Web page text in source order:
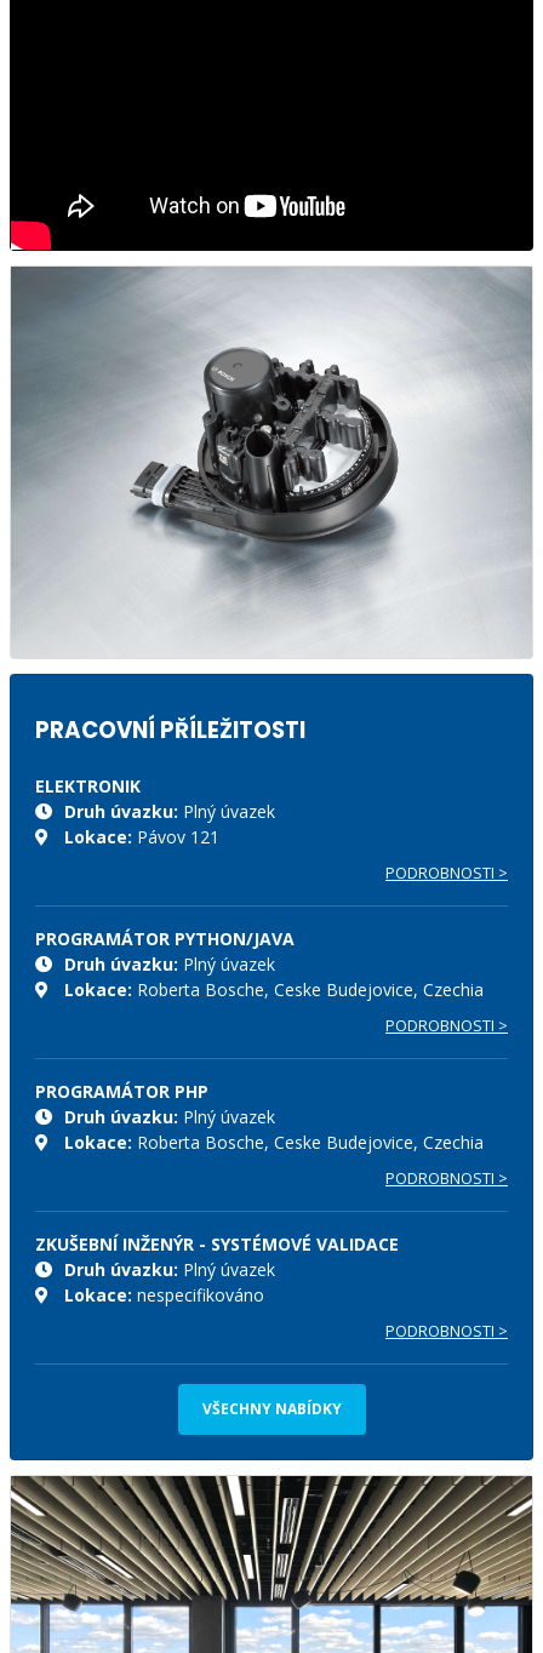
PRACOVNÍ PŘÍLEŽITOSTI
ELEKTRONIK
Druh úvazku: Plný úvazek
Lokace: Pávov 121
PODROBNOSTI >
PROGRAMÁTOR PYTHON/JAVA
Druh úvazku: Plný úvazek
Lokace: Roberta Bosche, Ceske Budejovice, Czechia
PODROBNOSTI >
PROGRAMÁTOR PHP
Druh úvazku: Plný úvazek
Lokace: Roberta Bosche, Ceske Budejovice, Czechia
PODROBNOSTI >
ZKUŠEBNÍ INŽENÝR - SYSTÉMOVÉ VALIDACE
Druh úvazku: Plný úvazek
Lokace: nespecifikováno
PODROBNOSTI >
VŠECHNY NABÍDKY